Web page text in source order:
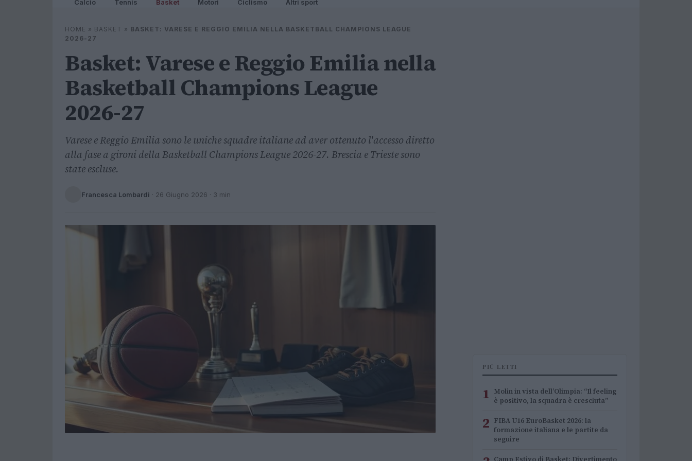
Calcio Tennis Basket Motori Ciclismo Altri sport
HOME » BASKET » BASKET: VARESE E REGGIO EMILIA NELLA BASKETBALL CHAMPIONS LEAGUE
2026-27
Basket: Varese e Reggio Emilia nella
Basketball Champions League
2026-27
Varese e Reggio Emilia sono le uniche squadre italiane ad aver ottenuto l'accesso diretto
alla fase a gironi della Basketball Champions League 2026-27. Brescia e Trieste sono
state escluse.
Francesca Lombardi · 26 Giugno 2026 · 3 min
PIÙ LETTI
1 Molin in vista dell’Olimpia: “Il feeling
è positivo, la squadra è cresciuta”
2 FIBA U16 EuroBasket 2026: la
formazione italiana e le partite da
seguire
Camp Estivo di Basket: Divertimento